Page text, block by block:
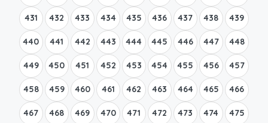
431 432 433 434 435 436 437 438 439
440 441 442 443 444 445 446 447 448
449 450 451 452 453 454 455 456 457
458 459 460 461 462 463 464 465 466
467 468 469 470 471 472 473 474 475